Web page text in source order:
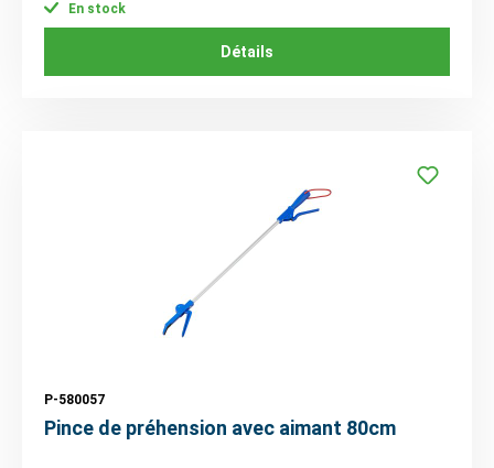
En stock
Détails
P-580057
Pince de préhension avec aimant 80cm